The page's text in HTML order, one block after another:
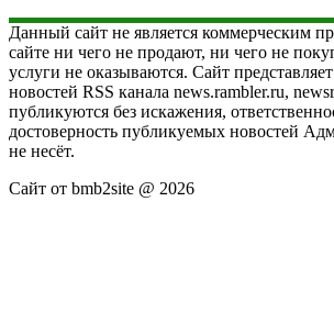
Данный сайт не является коммерческим
сайте ни чего не продают, ни чего не
услуги не оказываются. Сайт
новостей RSS канала news.rambler.ru,
публикуются без искажения,
достоверность публикуемых новостей
не несёт.
Сайт от bmb2site @ 2026